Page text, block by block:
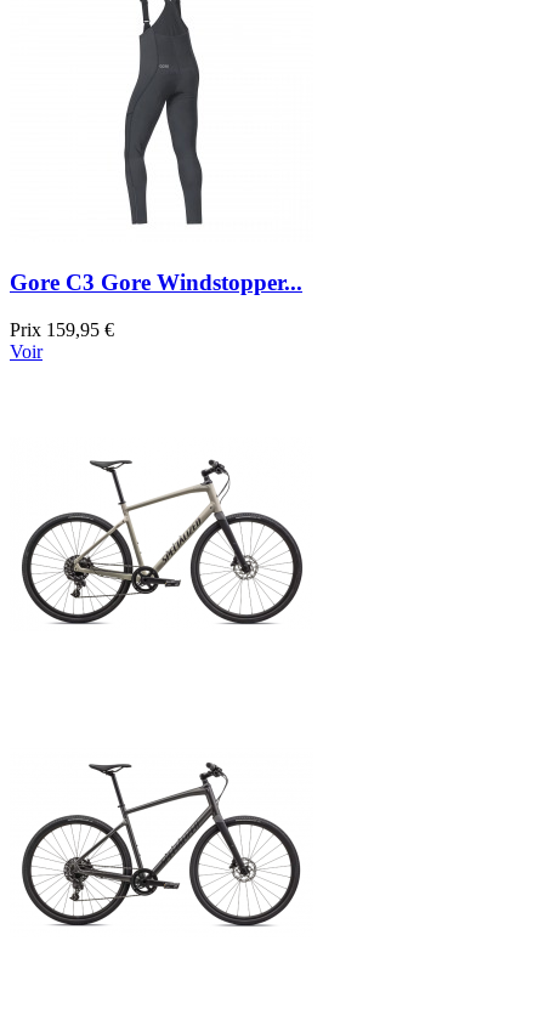
Gore C3 Gore Windstopper...
Prix 159,95 €
Voir